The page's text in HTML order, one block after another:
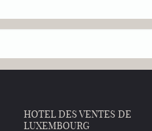
HOTEL DES VENTES DE
LUXEMBOURG